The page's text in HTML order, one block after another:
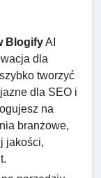
BlogifyAI
dla
tworzyć
dla SEO i
na
branżowe,
jakości,